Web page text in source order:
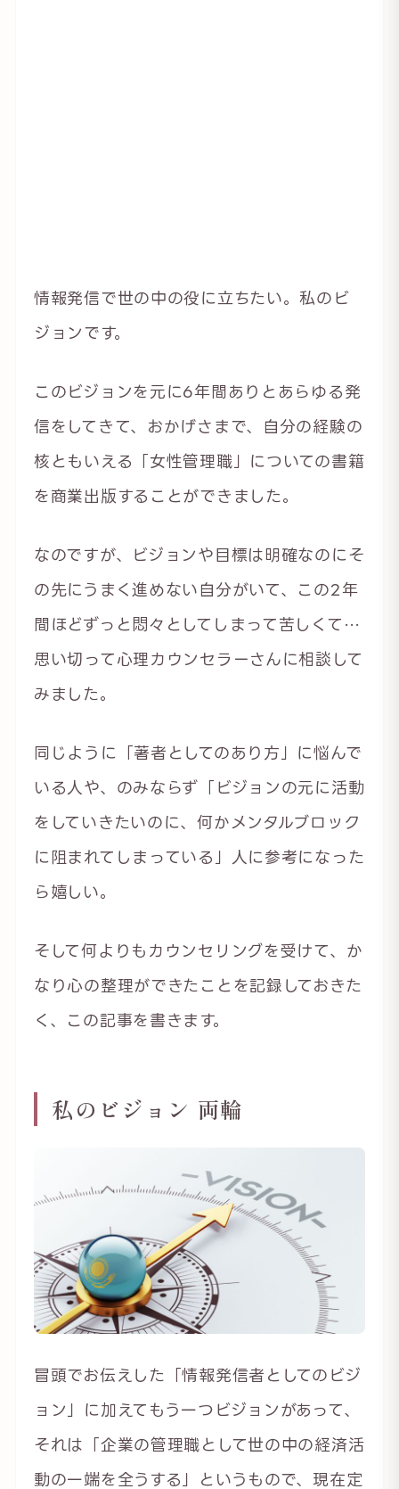
情報発信で世の中の役に立ちたい。私のビ
ジョンです。
このビジョンを元に6年間ありとあらゆる発
信をしてきて、おかげさまで、自分の経験の
核ともいえる「女性管理職」についての書籍
を商業出版することができました。
なのですが、ビジョンや目標は明確なのにそ
の先にうまく進めない自分がいて、この2年
間ほどずっと悶々としてしまって苦しくて…
思い切って心理カウンセラーさんに相談して
みました。
同じように「著者としてのあり方」に悩んで
いる人や、のみならず「ビジョンの元に活動
をしていきたいのに、何かメンタルブロック
に阻まれてしまっている」人に参考になった
ら嬉しい。
そして何よりもカウンセリングを受けて、か
なり心の整理ができたことを記録しておきた
く、この記事を書きます。
私のビジョン 両輪
冒頭でお伝えした「情報発信者としてのビジ
ョン」に加えてもう一つビジョンがあって、
それは「企業の管理職として世の中の経済活
動の一端を全うする」というもので、現在定